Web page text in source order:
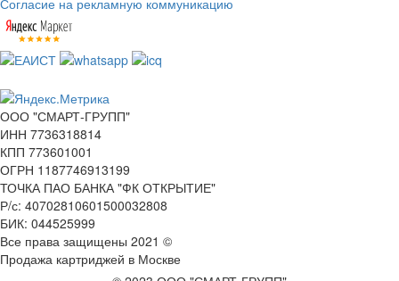
ООО "СМАРТ-ГРУПП"
ИНН 7736318814
КПП 773601001
ОГРН 1187746913199
ТОЧКА ПАО БАНКА "ФК ОТКРЫТИЕ"
Р/с: 40702810601500032808
БИК: 044525999
Все права защищены 2021 ©
Продажа картриджей в Москве